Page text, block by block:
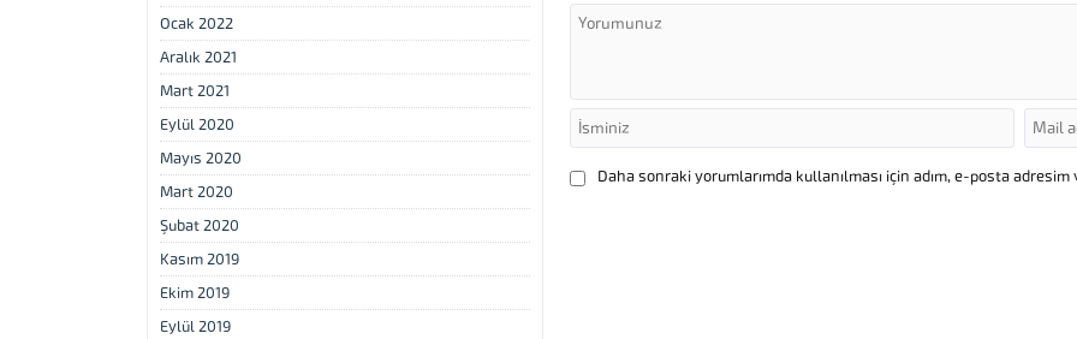
Daha sonraki yorumlarımda kullanılması için adım, e-posta
Ocak 2022
Aralık 2021
Mart 2021
Eylül 2020
Mayıs 2020
Mart 2020
Şubat 2020
Kasım 2019
Ekim 2019
Eylül 2019